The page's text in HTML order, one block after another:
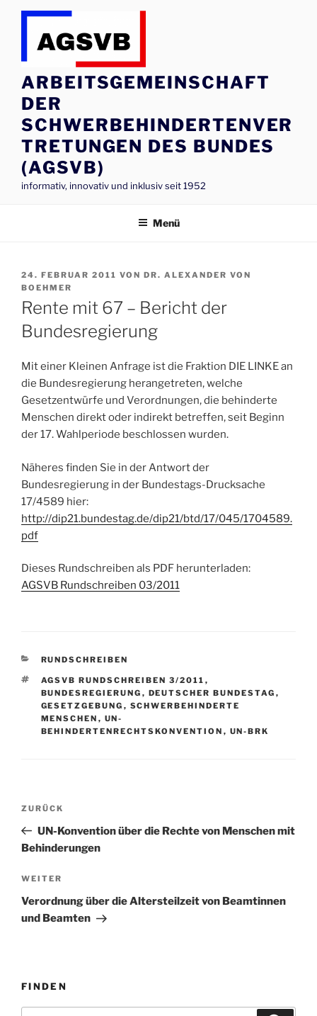
Zum
springen
ARBEITSGEMEINSCHAFT
DER
SCHWERBEHINDERTENVER
TRETUNGEN DES BUNDES
(AGSVB)
informativ, innovativ und inklusiv seit 1952
Menü
VERÖFFENTLICHT
AM
24. FEBRUAR 2011 VON DR. ALEXANDER VON
BOEHMER
Rente mit 67 – Bericht der
Bundesregierung
Mit einer Kleinen Anfrage ist die Fraktion DIE LINKE an
die Bundesregierung herangetreten, welche
Gesetzentwürfe und Verordnungen, die behinderte
Menschen direkt oder indirekt betreffen, seit Beginn
der 17. Wahlperiode beschlossen wurden.
Näheres finden Sie in der Antwort der
Bundesregierung in der Bundestags-Drucksache
17/4589 hier:
http://dip21.bundestag.de/dip21/btd/17/045/1704589.
pdf
Dieses Rundschreiben als PDF herunterladen:
AGSVB Rundschreiben 03/2011
KATEGORIEN
RUNDSCHREIBEN
SCHLAGWÖRTER
AGSVB RUNDSCHREIBEN 3/2011 ,
BUNDESREGIERUNG , DEUTSCHER BUNDESTAG ,
GESETZGEBUNG , SCHWERBEHINDERTE
MENSCHEN , UN-
BEHINDERTENRECHTSKONVENTION , UN-BRK
Beitragsnavigation
Vorheriger
Beitrag
ZURÜCK
UN-Konvention über die Rechte von Menschen mit
Behinderungen
Nächster
Beitrag
WEITER
Verordnung über die Altersteilzeit von Beamtinnen
und Beamten
FINDEN